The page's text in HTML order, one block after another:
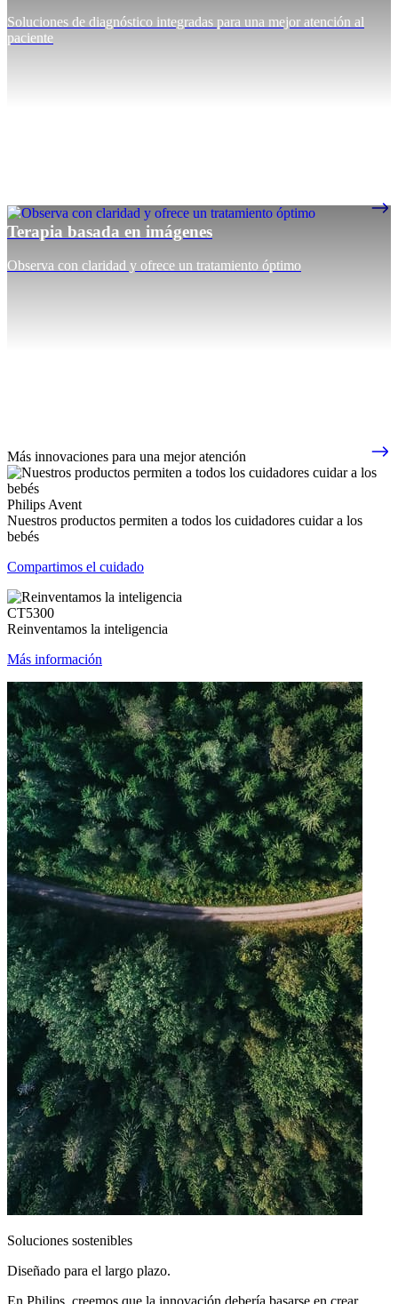
Soluciones de diagnóstico integradas para una mejor atención al
paciente
Terapia basada en imágenes
Observa con claridad y ofrece un tratamiento óptimo
Más innovaciones para una mejor atención
Philips Avent
Nuestros productos permiten a todos los cuidadores cuidar a los
bebés
Compartimos el cuidado
CT5300
Reinventamos la inteligencia
Más información
Soluciones sostenibles
Diseñado para el largo plazo.
En Philips, creemos que la innovación debería basarse en crear